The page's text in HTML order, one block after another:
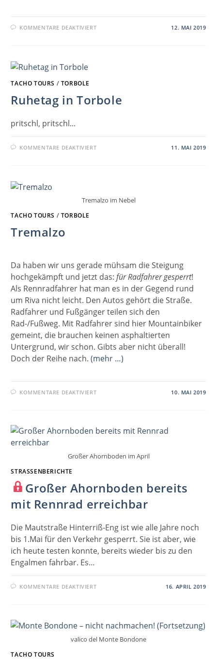
KOMMENTARE DEAKTIVIERTFÜR 12. MAI 2019
TACHO TOURS / TORBOLE
Ruhetag in Torbole
pritschl, pritschl...
KOMMENTARE DEAKTIVIERTFÜR 11. MAI 2019
Tremalzo im Nebel
TACHO TOURS / TORBOLE
Tremalzo
Da haben wir uns gerade mühsam die Steigung
hochgekämpft und jetzt das:für Radfahrer gesperrt!
Als Rennradfahrer hat man es in der Gegend rund
um Riva nicht leicht. Den Autos gehört die Straße.
Radfahrer und Fußgänger teilen sich den
Rad-/Fußweg. Mit Radfahrer sind hier Mountainbiker
gemeint, die brauchen keinen asphaltierten
Untergrund, wir schon. Gibts aber nicht überall!
Doch der Reihe nach.(mehr …)
KOMMENTARE DEAKTIVIERTFÜR 10. MAI 2019
Großer Ahornboden im April
STRASSENBERICHTE
Großer Ahornboden bereits
mit Rennrad erreichbar
Die Mautstraße Hinterriß-Eng ist wie alle Jahre noch
bis 1.Mai für den Verkehr gesperrt. Sie ist aber, wie
ich heute testen konnte, bereits wieder bis zu den
Engalmen fahrbar. Es…
KOMMENTARE DEAKTIVIERTFÜR
IT R
ENNRAD E
16. APRIL 2019
valico del Monte Bondone
TACHO TOURS